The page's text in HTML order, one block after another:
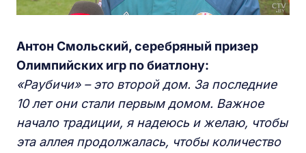
Антон Смольский, серебряный призер
Олимпийских игр по биатлону:
«Раубичи» – это второй дом. За последние
10 лет они стали первым домом. Важное
начало традиции, я надеюсь и желаю, чтобы
эта аллея продолжалась, чтобы количество